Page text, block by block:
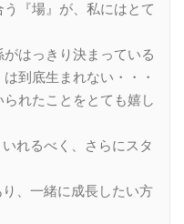
『場』が、私にはとて
はっきり決まっている
到底生まれない・・・
れたことをとても嬉し
れるべく、さらにスタ
、一緒に成長したい方